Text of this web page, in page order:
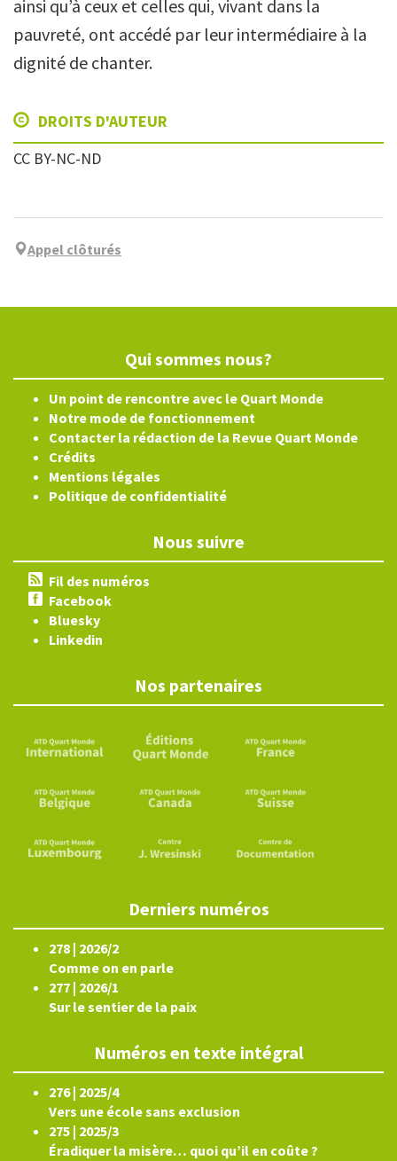
ainsi qu’à ceux et celles qui, vivant dans la
pauvreté, ont accédé par leur intermédiaire à la
dignité de chanter.
DROITS D'AUTEUR
CC BY-NC-ND
Appel clôturés
Qui sommes nous?
Un point de rencontre avec le Quart Monde
Notre mode de fonctionnement
Contacter la rédaction de la Revue Quart Monde
Crédits
Mentions légales
Politique de confidentialité
Nous suivre
Fil des numéros
Facebook
Bluesky
Linkedin
Nos partenaires
Derniers numéros
278 | 2026/2
Comme on en parle
277 | 2026/1
Sur le sentier de la paix
Numéros en texte intégral
276 | 2025/4
Vers une école sans exclusion
275 | 2025/3
Éradiquer la misère… quoi qu’il en coûte ?